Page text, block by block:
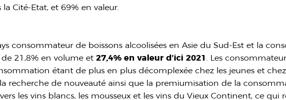
Cité-Etat, et 69% en valeur.
consommateur de boissons alcoolisées en Asie du Sud-Est et la
21,8% en volume et27,4% en valeur d’ici 2021 . Les
étant de plus en plus décomplexée chez les jeunes et
recherche de nouveauté ainsi que la premiumisation de la
les vins blancs, les mousseux et les vins du Vieux Continent, ce